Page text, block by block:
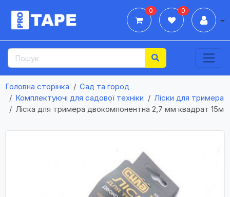
0 0
Головна сторінка
Сад та город
Комплектуючі для садової техніки
Ліски для тримера
Ліска для тримера двокомпонентна 2,7 мм квадрат 15м